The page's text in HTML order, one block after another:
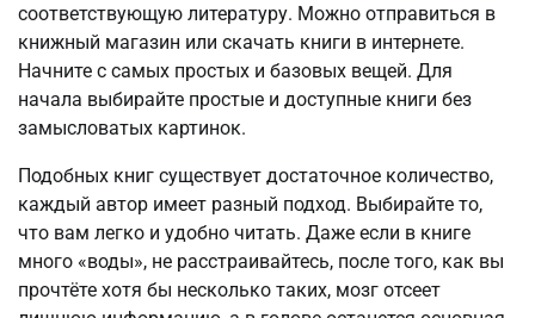
соответствующую литературу. Можно отправиться в
книжный магазин или скачать книги в интернете.
Начните с самых простых и базовых вещей. Для
начала выбирайте простые и доступные книги без
замысловатых картинок.
Подобных книг существует достаточное количество,
каждый автор имеет разный подход. Выбирайте то,
что вам легко и удобно читать. Даже если в книге
много «воды», не расстраивайтесь, после того, как вы
прочтёте хотя бы несколько таких, мозг отсеет